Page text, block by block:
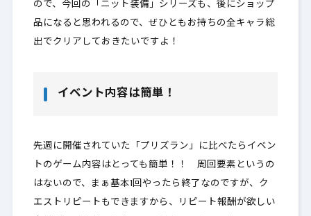
ので、今回の「ニット装備」シリーズも、 後にショップ
品になると思われる ので、ぜひともお持ちの全キャラ総
出でクリアしておきたいですよ！
イベント内容は簡単！
先週に開催されていた「プリズラン」に比べたらイベン
トのゲーム内容はとっても簡単！！ 周回要素というの
はないので、まぁ基本1回やったら終了なのですが、ク
エストリピートもできますから、リピート報酬が欲しい